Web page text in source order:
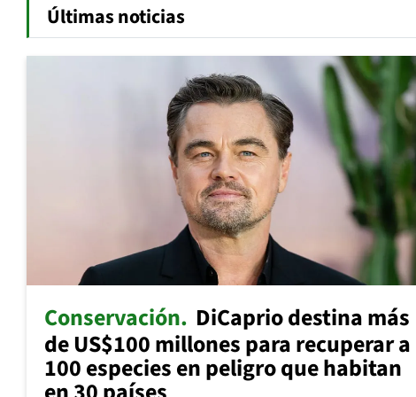
Últimas noticias
Conservación DiCaprio destina más
de US$100 millones para recuperar a
100 especies en peligro que habitan